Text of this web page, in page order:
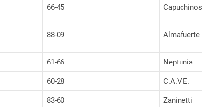
66-45 Capuchinos
88-09 Almafuerte
61-66 Neptunia
60-28 C.A.V.E.
83-60 Zaninetti